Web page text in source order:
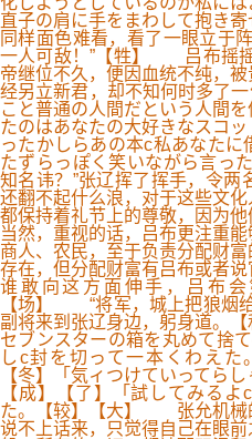
直子の肩に手をまわして抱
同样面色难看，看了一眼立于
一人可敌！”【牲】 吕布摇摇
帝继位不久，便因血统不纯，
经另立新君，却不知何时多了
こと普通の人間だという人間
たのはあなたの大好きなスコ
ったかしらあの本c私あなた
たずらっぽく笑いながら言
知名讳？”张辽挥了挥手，令
还翻不起什么浪，对于这些文化
都保持着礼节上的尊敬，因为他
当然，重视的话，吕布更注重
商人、农民，至于负责分配财
存在，但分配财富有吕布或者说
谁敢向这方面伸手，吕布会
【场】 “将军，城上把狼烟
副将来到张辽身边，躬身道。
セブンスターの箱を丸めて捨
しc封を切って一本くわえた
【冬】「気ィつけていってら
【成】【了】「試してみる
た。【较】【大】 张允机械
说不上话来，只觉得自己在眼